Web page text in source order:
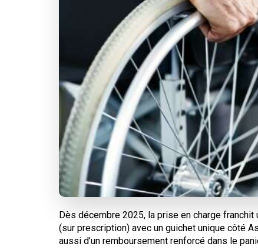
Dès décembre 2025, la prise en charge
(sur prescription) avec un guichet unique côté
aussi d’un remboursement renforcé dans le